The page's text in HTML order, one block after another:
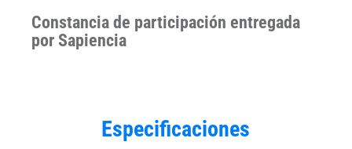
Constancia de participación entregada
por Sapiencia
Especificaciones